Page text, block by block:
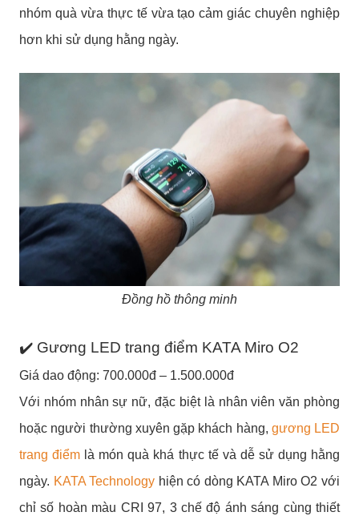
nhóm quà vừa thực tế vừa tạo cảm giác chuyên nghiệp
hơn khi sử dụng hằng ngày.
Đồng hồ thông minh
✔️ Gương LED trang điểm KATA Miro O2
Giá dao động: 700.000đ – 1.500.000đ
Với nhóm nhân sự nữ, đặc biệt là nhân viên văn phòng
hoặc người thường xuyên gặp khách hàng, gương LED
trang điểm là món quà khá thực tế và dễ sử dụng hằng
ngày. KATA Technology hiện có dòng KATA Miro O2 với
chỉ số hoàn màu CRI 97, 3 chế độ ánh sáng cùng thiết